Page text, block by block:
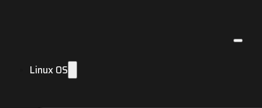
Linux OS